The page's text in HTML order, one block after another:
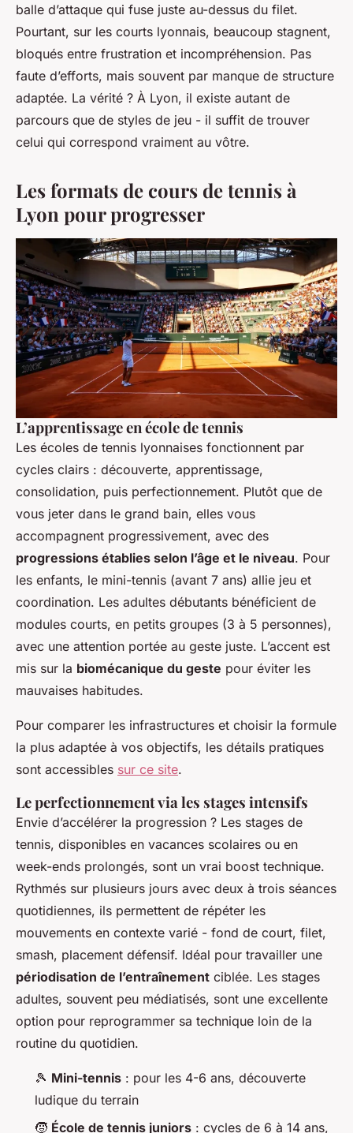
balle d’attaque qui fuse juste au-dessus du filet.
Pourtant, sur les courts lyonnais, beaucoup stagnent,
bloqués entre frustration et incompréhension. Pas
faute d’efforts, mais souvent par manque de structure
adaptée. La vérité ? À Lyon, il existe autant de
parcours que de styles de jeu - il suffit de trouver
celui qui correspond vraiment au vôtre.
Les formats de cours de tennis à
Lyon pour progresser
L’apprentissage en école de tennis
Les écoles de tennis lyonnaises fonctionnent par
cycles clairs : découverte, apprentissage,
consolidation, puis perfectionnement. Plutôt que de
vous jeter dans le grand bain, elles vous
accompagnent progressivement, avec des
progressions établies selon l’âge et le niveau. Pour
les enfants, le mini-tennis (avant 7 ans) allie jeu et
coordination. Les adultes débutants bénéficient de
modules courts, en petits groupes (3 à 5 personnes),
avec une attention portée au geste juste. L’accent est
mis sur la biomécanique du geste pour éviter les
mauvaises habitudes.
Pour comparer les infrastructures et choisir la formule
la plus adaptée à vos objectifs, les détails pratiques
sont accessibles sur ce site.
Le perfectionnement via les stages intensifs
Envie d’accélérer la progression ? Les stages de
tennis, disponibles en vacances scolaires ou en
week-ends prolongés, sont un vrai boost technique.
Rythmés sur plusieurs jours avec deux à trois séances
quotidiennes, ils permettent de répéter les
mouvements en contexte varié - fond de court, filet,
smash, placement défensif. Idéal pour travailler une
périodisation de l’entraînement ciblée. Les stages
adultes, souvent peu médiatisés, sont une excellente
option pour reprogrammer sa technique loin de la
routine du quotidien.
🎾 Mini-tennis : pour les 4-6 ans, découverte
ludique du terrain
🧒 École de tennis juniors : cycles de 6 à 14 ans,